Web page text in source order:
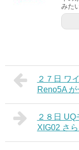
みた
２７日 ワ
Reno5A
２８日
XIG02 さ